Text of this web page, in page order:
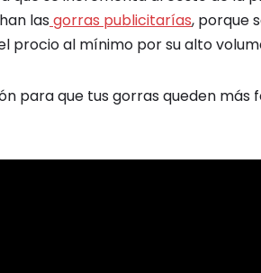
las gorras publicitarías, porque
procio al mínimo por su alto
para que tus gorras queden más